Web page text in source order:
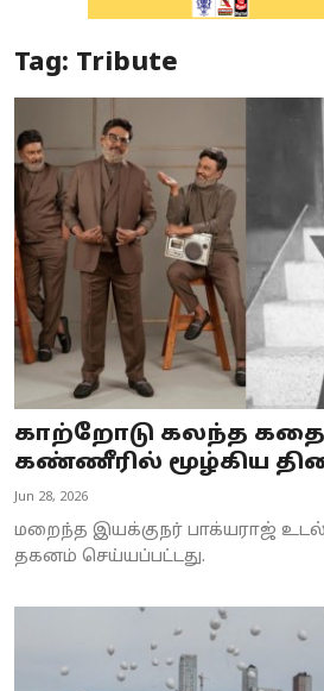
Special Story
Business
Crime
Tamilnadu
National
World
Astrology
Spirituality
Weather
Politics
Tag: Tribute
காற்றோடு கலந்த
கண்ணீரில் மூழ்கிய
Jun 28, 2026
மறைந்த இயக்குநர் பாக்யராஜ் உடல்
தகனம் செய்யப்பட்டது.